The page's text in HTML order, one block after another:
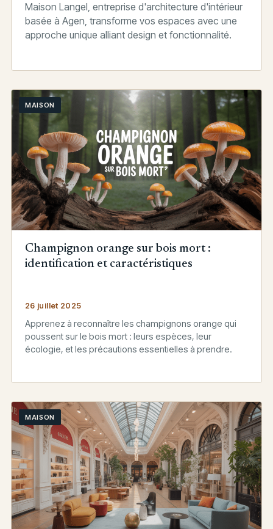
Maison Langel, entreprise d'architecture d'intérieur
basée à Agen, transforme vos espaces avec une
approche unique alliant design et fonctionnalité.
MAISON
Champignon orange sur bois mort :
identification et caractéristiques
26 juillet 2025
Apprenez à reconnaître les champignons orange qui
poussent sur le bois mort : leurs espèces, leur
écologie, et les précautions essentielles à prendre.
MAISON